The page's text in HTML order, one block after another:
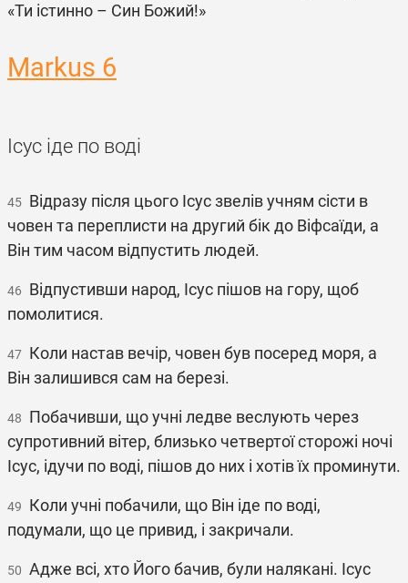
«Ти істинно – Син Божий!»
Markus 6
Ісус іде по воді
45 Відразу після цього Ісус звелів учням сісти в
човен та переплисти на другий бік до Віфсаїди, а
Він тим часом відпустить людей.
46 Відпустивши народ, Ісус пішов на гору, щоб
помолитися.
47 Коли настав вечір, човен був посеред моря, а
Він залишився сам на березі.
48 Побачивши, що учні ледве веслують через
супротивний вітер, близько четвертої сторожі ночі
Ісус, ідучи по воді, пішов до них і хотів їх проминути.
49 Коли учні побачили, що Він іде по воді,
подумали, що це привид, і закричали.
50 Адже всі, хто Його бачив, були налякані. Ісус